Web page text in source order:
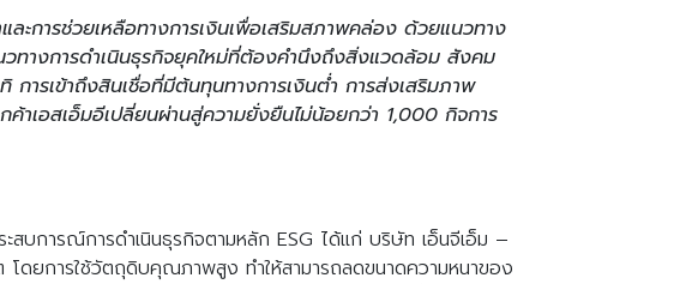
ละการช่วยเหลือทางการเงินเพื่อเสริมสภาพคล่อง ด้วยแนวทาง
วทางการดำเนินธุรกิจยุคใหม่ที่ต้องคำนึงถึงสิ่งแวดล้อม สังคม
การเข้าถึงสินเชื่อที่มีต้นทุนทางการเงินต่ำ การส่งเสริมภาพ
เอสเอ็มอีเปลี่ยนผ่านสู่ความยั่งยืนไม่น้อยกว่า 1,000 กิจการ
สบการณ์การดำเนินธุรกิจตามหลัก ESG ได้แก่ บริษัท เอ็นจีเอ็ม –
ดยการใช้วัตถุดิบคุณภาพสูง ทำให้สามารถลดขนาดความหนาของ